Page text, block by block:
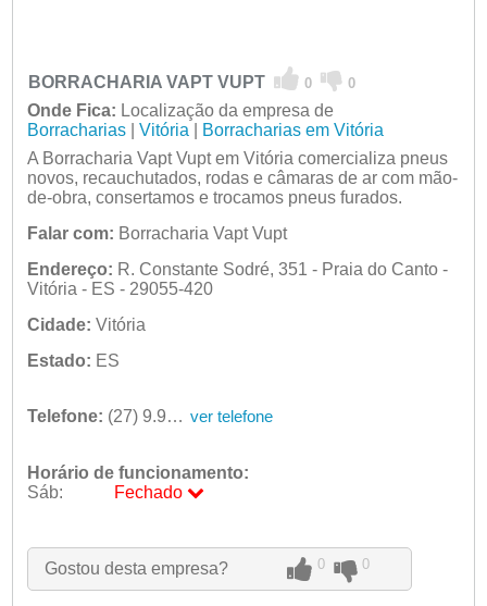
BORRACHARIA VAPT VUPT 0 0
Onde Fica: Localização da empresa de
Borracharias| Vitória
Borracharias em Vitória
A Borracharia Vapt Vupt em Vitória comercializa pneus
novos, recauchutados, rodas e câmaras de ar com mão-
de-obra, consertamos e trocamos pneus furados.
Falar com: Borracharia Vapt Vupt
Endereço: R. Constante Sodré, 351 - Praia do Canto -
Vitória - ES - 29055-420
Cidade: Vitória
Estado: ES
Telefone: (27) 9.9992-6424 ver telefone
Horário de funcionamento:
Sáb:
Fechado
Ter:
09:00 - 18:00
Qua:
09:00 - 18:00
Gostou desta empresa? 0 0